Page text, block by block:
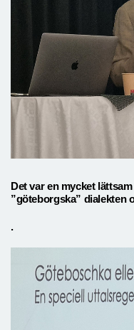
Det var en mycket
”göteborgska” dialekten
.